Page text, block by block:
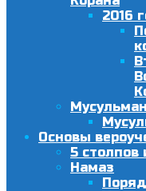
2016
Основы
5 столпов
Намаз